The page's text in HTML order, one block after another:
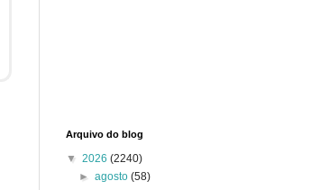
Arquivo do blog
▼ 2026 (2240)
►agosto(58)